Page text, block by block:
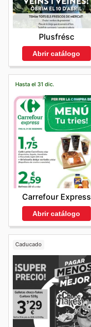
Plusfrésc
Abrir catálogo
Hasta el 31 dic.
Carrefour Express
Abrir catálogo
Caducado